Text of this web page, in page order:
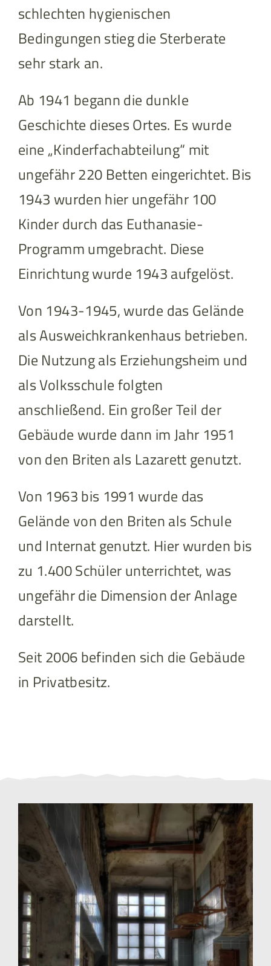
schlechten hygienischen
Bedingungen stieg die Sterberate
sehr stark an.
Ab 1941 begann die dunkle
Geschichte dieses Ortes. Es wurde
eine „Kinderfachabteilung“ mit
ungefähr 220 Betten eingerichtet. Bis
1943 wurden hier ungefähr 100
Kinder durch das Euthanasie-
Programm umgebracht. Diese
Einrichtung wurde 1943 aufgelöst.
Von 1943-1945, wurde das Gelände
als Ausweichkrankenhaus betrieben.
Die Nutzung als Erziehungsheim und
als Volksschule folgten
anschließend. Ein großer Teil der
Gebäude wurde dann im Jahr 1951
von den Briten als Lazarett genutzt.
Von 1963 bis 1991 wurde das
Gelände von den Briten als Schule
und Internat genutzt. Hier wurden bis
zu 1.400 Schüler unterrichtet, was
ungefähr die Dimension der Anlage
darstellt.
Seit 2006 befinden sich die Gebäude
in Privatbesitz.